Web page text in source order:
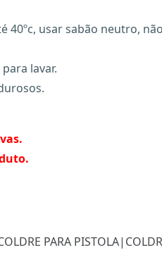
40ºc, usar sabão neutro,
lavar.
PARA PISTOLA|